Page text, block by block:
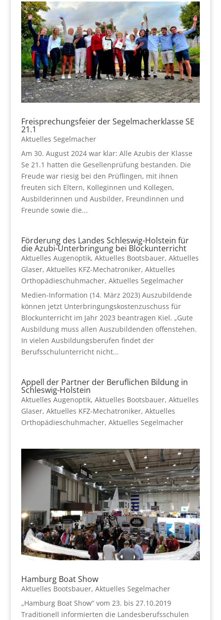
Freisprechungsfeier der Segelmacherklasse SE
21.1
Aktuelles Segelmacher
Am 30. August 2024 war klar: Alle Azubis der Klasse
Se 21.1 hatten die Gesellenprüfung bestanden. Die
Freude war riesig bei den Prüflingen, mit ihnen
freuten sich Eltern, Kolleginnen und Kollegen,
Ausbilderinnen und Ausbilder, Freundinnen und
Freunde sowie die...
Förderung des Landes Schleswig-Holstein für
die Azubi-Unterbringung bei Blockunterricht
Aktuelles Augenoptik, Aktuelles Bootsbauer, Aktuelles
Glaser, Aktuelles KFZ-Mechatroniker, Aktuelles
Orthopädieschuhmacher, Aktuelles Segelmacher
Medien-Information (14. März 2023) Auszubildende
können jetzt Unterbringungskostenzuschuss für
Blockunterricht im Jahr 2023 beantragen Kiel. „Gute
Ausbildung muss allen Auszubildenden offenstehen.
In vielen Ausbildungsberufen findet der
Berufsschulunterricht nicht...
Appell der Partner der Beruflichen Bildung in
Schleswig-Holstein
Aktuelles Augenoptik, Aktuelles Bootsbauer, Aktuelles
Glaser, Aktuelles KFZ-Mechatroniker, Aktuelles
Orthopädieschuhmacher, Aktuelles Segelmacher
Hamburg Boat Show
Aktuelles Bootsbauer, Aktuelles Segelmacher
„Hamburg Boat Show“ vom 23. bis 27.10.2019
Traditionell informierten die Landesberufsschulen